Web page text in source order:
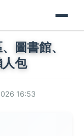
圖書館、
包
16:53